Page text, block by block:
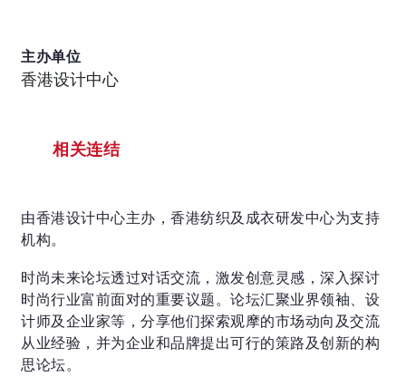
主办单位
香港设计中心
相关连结
由香港设计中心主办，香港纺织及成衣研发中心为支持
机构。
时尚未来论坛透过对话交流，激发创意灵感，深入探讨
时尚行业富前面对的重要议题。论坛汇聚业界领袖、设
计师及企业家等，分享他们探索观摩的市场动向及交流
从业经验，并为企业和品牌提出可行的策路及创新的构
思论坛。